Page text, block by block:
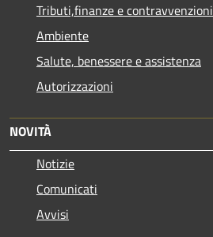
Tributi,finanze e contravvenzioni
Ambiente
Salute, benessere e assistenza
Autorizzazioni
NOVITÀ
Notizie
Comunicati
Avvisi